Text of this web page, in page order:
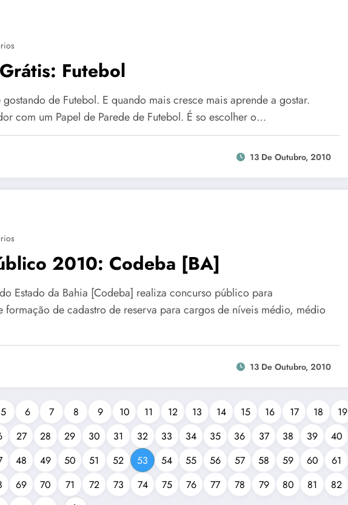
Futebol
de Futebol. E quando mais cresce mais aprende a gostar.
com um Papel de Parede de Futebol. É so escolher o…
13 De Outubro, 2010
2010: Codeba [BA]
Estado da Bahia [Codeba] realiza concurso público para
formação de cadastro de reserva para cargos de níveis médio, médio
13 De Outubro, 2010
5 6 7 8 9 10 11 12 13 14 15 16 17 18 19
27 28 29 30 31 32 33 34 35 36 37 38 39 40
48 49 50 51 52 53 54 55 56 57 58 59 60 61
69 70 71 72 73 74 75 76 77 78 79 80 81 82